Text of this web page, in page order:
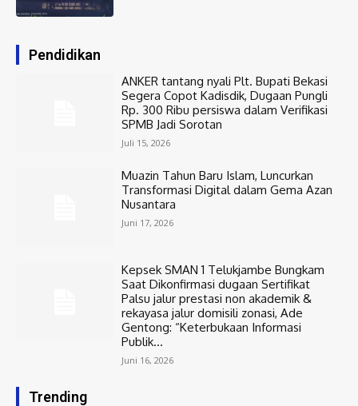
Pendidikan
ANKER tantang nyali Plt. Bupati Bekasi
Segera Copot Kadisdik, Dugaan Pungli
Rp. 300 Ribu persiswa dalam Verifikasi
SPMB Jadi Sorotan
Juli 15, 2026
Muazin Tahun Baru Islam, Luncurkan
Transformasi Digital dalam Gema Azan
Nusantara
Juni 17, 2026
Kepsek SMAN 1 Telukjambe Bungkam
Saat Dikonfirmasi dugaan Sertifikat
Palsu jalur prestasi non akademik &
rekayasa jalur domisili zonasi, Ade
Gentong: “Keterbukaan Informasi
Publik...
Juni 16, 2026
Trending